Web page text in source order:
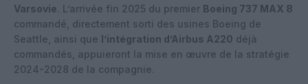
Varsovie. L’arrivée fin 2025 du premier Boeing 737 MAX 8
commandé, directement sorti des usines Boeing de
Seattle, ainsi que l’intégration d’Airbus A220 déjà
commandés, appuieront la mise en œuvre de la stratégie
2024-2028 de la compagnie.